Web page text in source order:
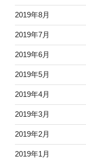
2019年8月
2019年7月
2019年6月
2019年5月
2019年4月
2019年3月
2019年2月
2019年1月